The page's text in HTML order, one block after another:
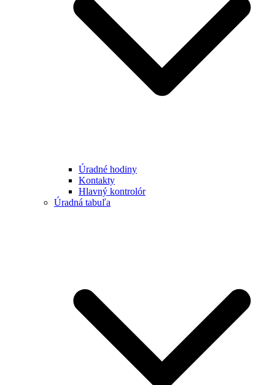
Úradné hodiny
Kontakty
Hlavný kontrolór
Úradná tabuľa